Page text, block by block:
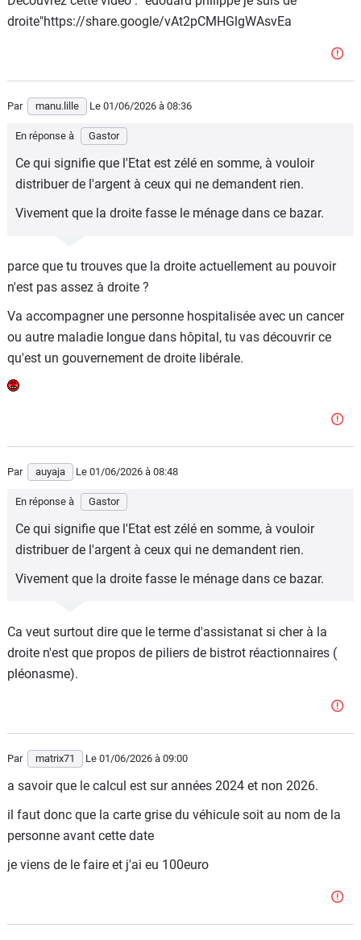
droite"https://share.google/vAt2pCMHGlgWAsvEa
Par manu.lille Le 01/06/2026 à 08:36
En réponse à Gastor
Ce qui signifie que l'Etat est zélé en somme, à vouloir
distribuer de l'argent à ceux qui ne demandent rien.
Vivement que la droite fasse le ménage dans ce bazar.
parce que tu trouves que la droite actuellement au pouvoir
n'est pas assez à droite ?
Va accompagner une personne hospitalisée avec un cancer
ou autre maladie longue dans hôpital, tu vas découvrir ce
qu'est un gouvernement de droite libérale.
Par auyaja Le 01/06/2026 à 08:48
En réponse à Gastor
Ce qui signifie que l'Etat est zélé en somme, à vouloir
distribuer de l'argent à ceux qui ne demandent rien.
Vivement que la droite fasse le ménage dans ce bazar.
Ca veut surtout dire que le terme d'assistanat si cher à la
droite n'est que propos de piliers de bistrot réactionnaires (
pléonasme).
Par matrix71 Le 01/06/2026 à 09:00
a savoir que le calcul est sur années 2024 et non 2026.
il faut donc que la carte grise du véhicule soit au nom de la
personne avant cette date
je viens de le faire et j'ai eu 100euro